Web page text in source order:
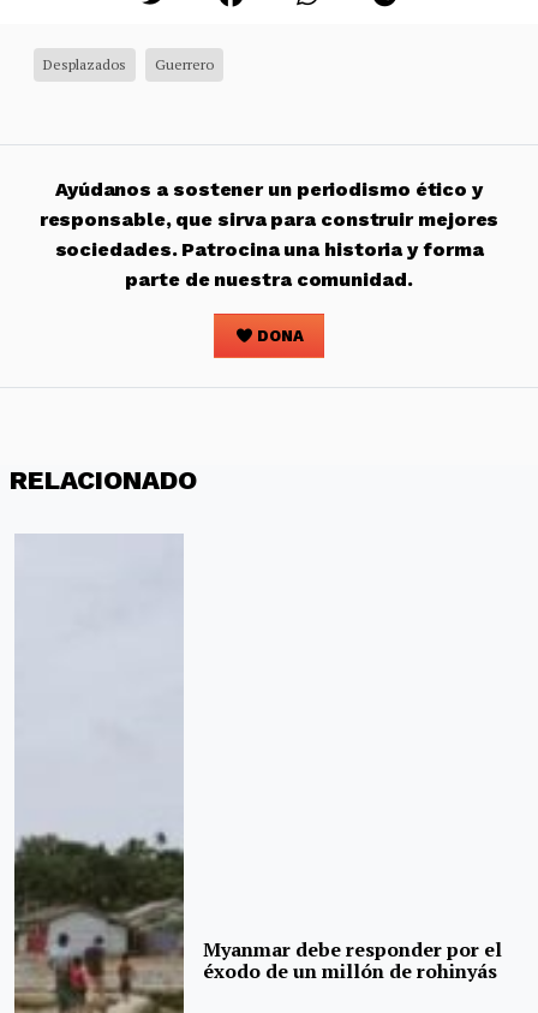
Desplazados Guerrero
Ayúdanos a sostener un periodismo ético y
responsable, que sirva para construir mejores
sociedades. Patrocina una historia y forma
parte de nuestra comunidad.
DONA
RELACIONADO
Myanmar debe responder por el
éxodo de un millón de rohinyás